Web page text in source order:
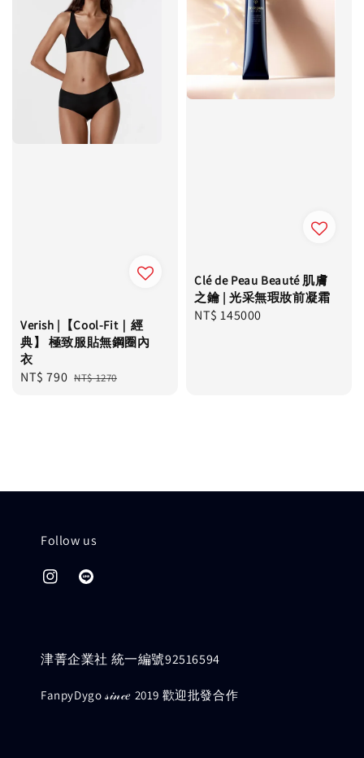
Verish |【Cool-Fit｜經
典】 極致服貼無鋼圈內
衣
Sale
NT$ 790 Regular
NT$ 1270
Clé de Peau Beauté 肌膚
之鑰 | 光采無瑕妝前凝霜
Regular
NT$ 145000
Follow us
津菁企業社 統一編號92516594
FanpyDygo 𝓈𝒾𝓃𝒸𝑒 2019 歡迎批發合作